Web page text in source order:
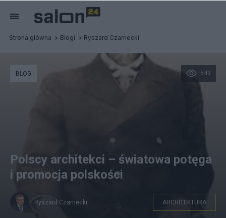
Strona główna Blogi Ryszard Czarnecki
543
BLOG
Polscy architekci – światowa potęga
i promocja polskości
Ryszard Czarnecki ARCHITEKTURA